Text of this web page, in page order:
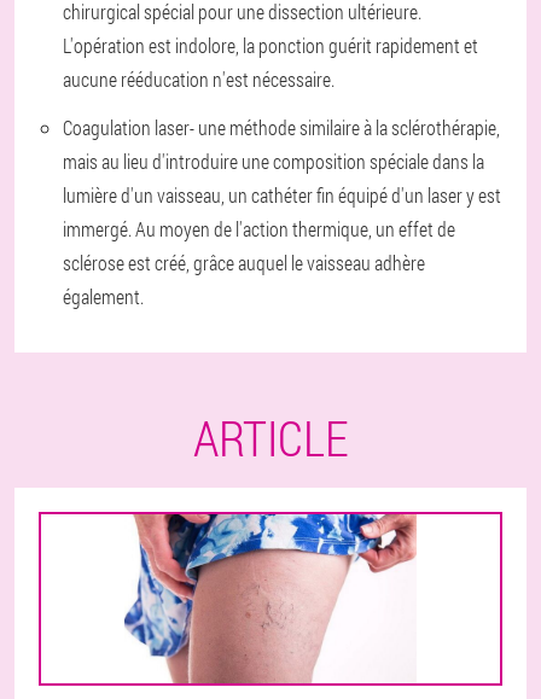
chirurgical spécial pour une dissection ultérieure.
L'opération est indolore, la ponction guérit rapidement et
aucune rééducation n'est nécessaire.
Coagulation laser- une méthode similaire à la sclérothérapie,
mais au lieu d'introduire une composition spéciale dans la
lumière d'un vaisseau, un cathéter fin équipé d'un laser y est
immergé. Au moyen de l'action thermique, un effet de
sclérose est créé, grâce auquel le vaisseau adhère
également.
ARTICLE